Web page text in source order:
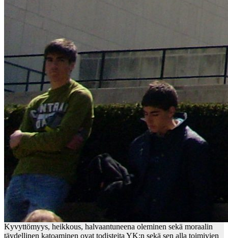
Kyvyttömyys, heikkous, halvaantuneena oleminen sekä moraalin
täydellinen katoaminen ovat todisteita YK:n sekä sen alla toimivien